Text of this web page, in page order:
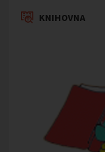
KNIHOVNA